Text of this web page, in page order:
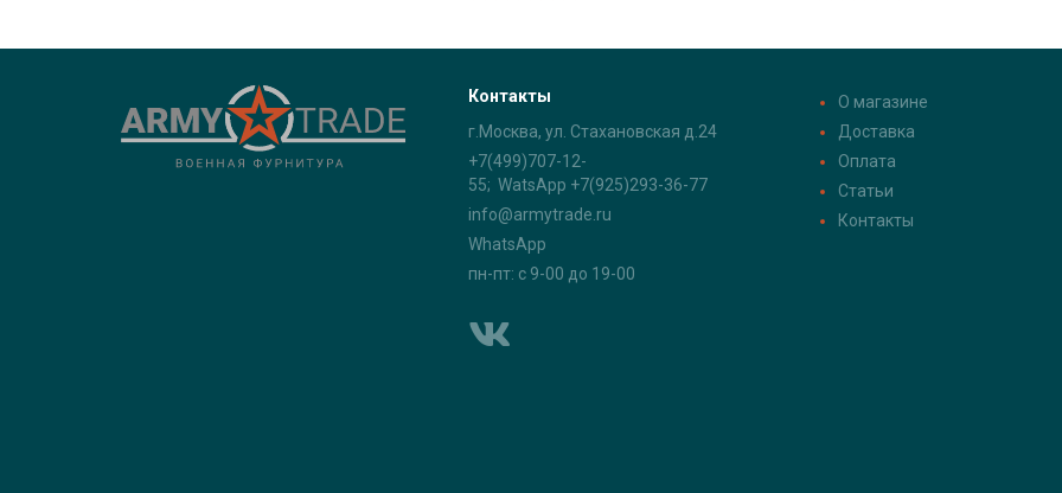
Контакты
г.Москва, ул. Стахановская д.24
+7(499)707-12-
55; WatsApp +7(925)293-36-77
info@armytrade.ru
WhatsApp
пн-пт: с 9-00 до 19-00
О магазине
Доставка
Оплата
Статьи
Контакты